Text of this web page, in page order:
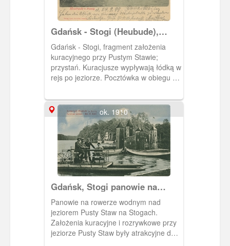
Gdańsk - Stogi (Heubude),
jezioro Pusty Staw
Gdańsk - Stogi, fragment założenia
kuracyjnego przy Pustym Stawie;
przystań. Kuracjusze wypływają łódką w
rejs po jeziorze. Pocztówka w obiegu od
ok. 1910
Gdańsk, Stogi panowie na
rowerze wodnym
Panowie na rowerze wodnym nad
jeziorem Pusty Staw na Stogach.
Założenia kuracyjne i rozrywkowe przy
jeziorze Pusty Staw były atrakcyjne do